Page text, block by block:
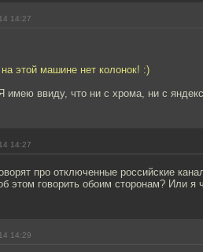
14:27
этой машине нет колонок! :)
ввиду, что ни с хрома, ни с
14:27
про отключенные российские
этом говорить обоим сторонам? Или я
14:29